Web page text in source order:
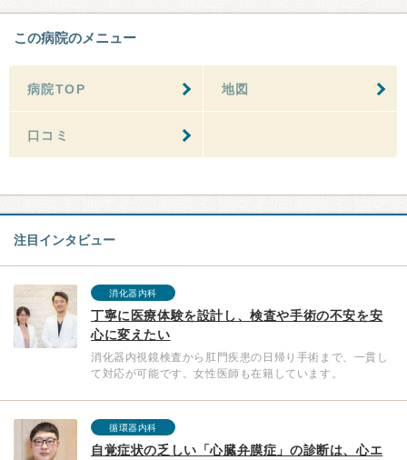
この病院のメニュー
病院TOP 地図
口コミ
注目インタビュー
消化器内科
丁寧に医療体験を設計し、検査や手術の不安を安
心に変えたい
消化器内視鏡検査から肛門疾患の日帰り手術まで、一貫し
て対応が可能です。女性医師も在籍しています。
循環器内科
自覚症状の乏しい「心臓弁膜症」の診断は、心エ